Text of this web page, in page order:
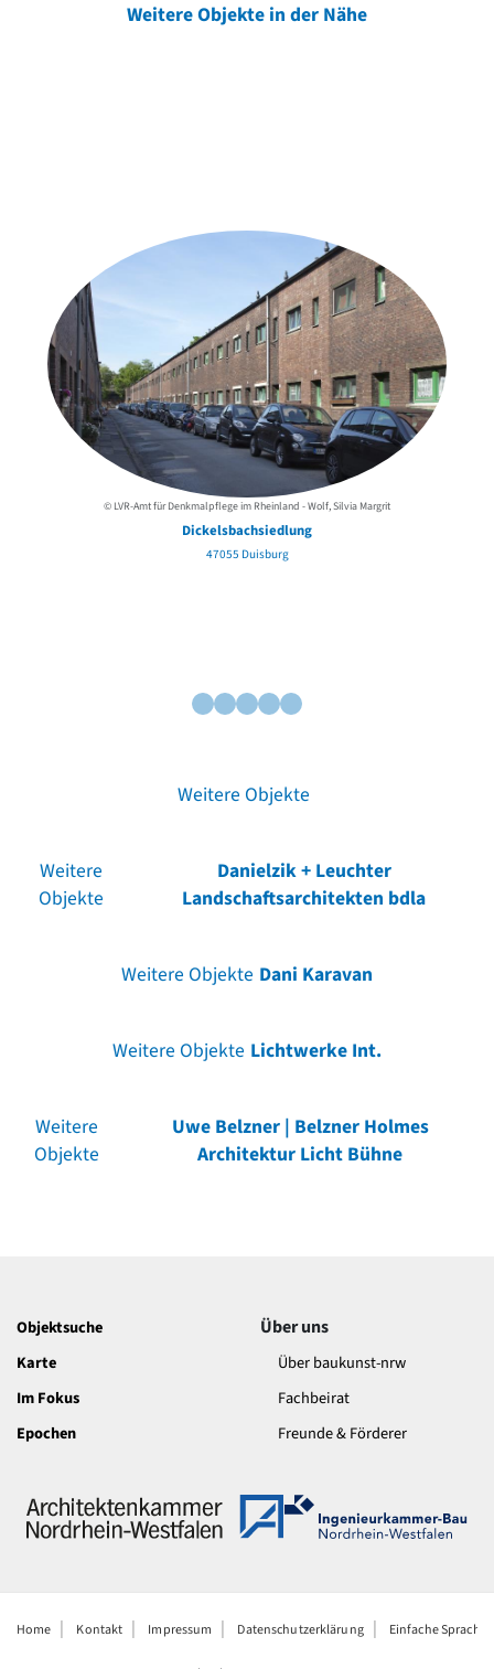
Weitere Objekte in der Nähe
© LVR-Amt für Denkmalpflege im Rheinland - Wolf, Silvia Margrit
Dickelsbachsiedlung
47055 Duisburg
Weitere Objekte
Weitere
Objekte
Danielzik + Leuchter
Landschaftsarchitekten bdla
Weitere Objekte Dani Karavan
Weitere Objekte Lichtwerke Int.
Weitere
Objekte
Uwe Belzner | Belzner Holmes
Architektur Licht Bühne
Objektsuche
Karte
Im Fokus
Epochen
Über uns
Über baukunst-nrw
Fachbeirat
Freunde & Förderer
Home Kontakt Impressum Datenschutzerklärung Einfache Sprache